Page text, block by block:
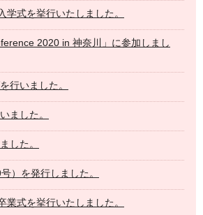
学式を挙行いたしました。
2020 in 神奈川」に参加しまし
行いました。
ました。
した。
）を発行しました。
業式を挙行いたしました。